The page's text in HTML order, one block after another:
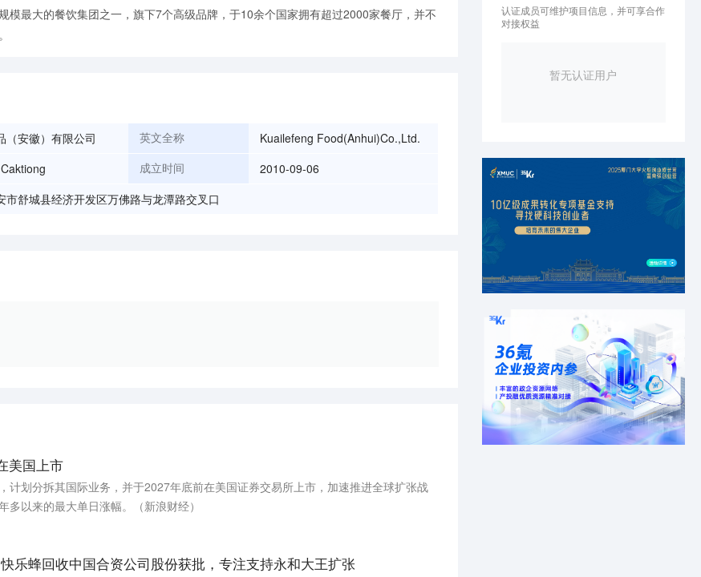
模最大的餐饮集团之一，旗下7个高级品牌，于10余个国家拥有超过2000家餐厅，并不
（安徽）有限公司 英文全称 Kuailefeng Food(Anhui)Co.,Ltd.
成立时间 2010-09-06
市舒城县经济开发区万佛路与龙潭路交叉口
美国上市
计划分拆其国际业务，并于2027年底前在美国证券交易所上市，加速推进全球扩张战
以来的最大单日涨幅。（新浪财经）
快乐蜂回收中国合资公司股份获批，专注支持永和大王扩张
认证成员可维护项目信息，并可享合作
对接权益
暂无认证用户